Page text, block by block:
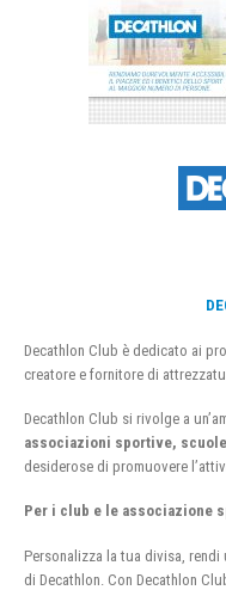
Decathlon Club è dedicato ai
creatore e fornitore di
Decathlon Club si rivolge a
associazioni sportive,
desiderose di promuovere
Per i club e le associazione
Personalizza la tua divisa,
di Decathlon. Con Decathlon